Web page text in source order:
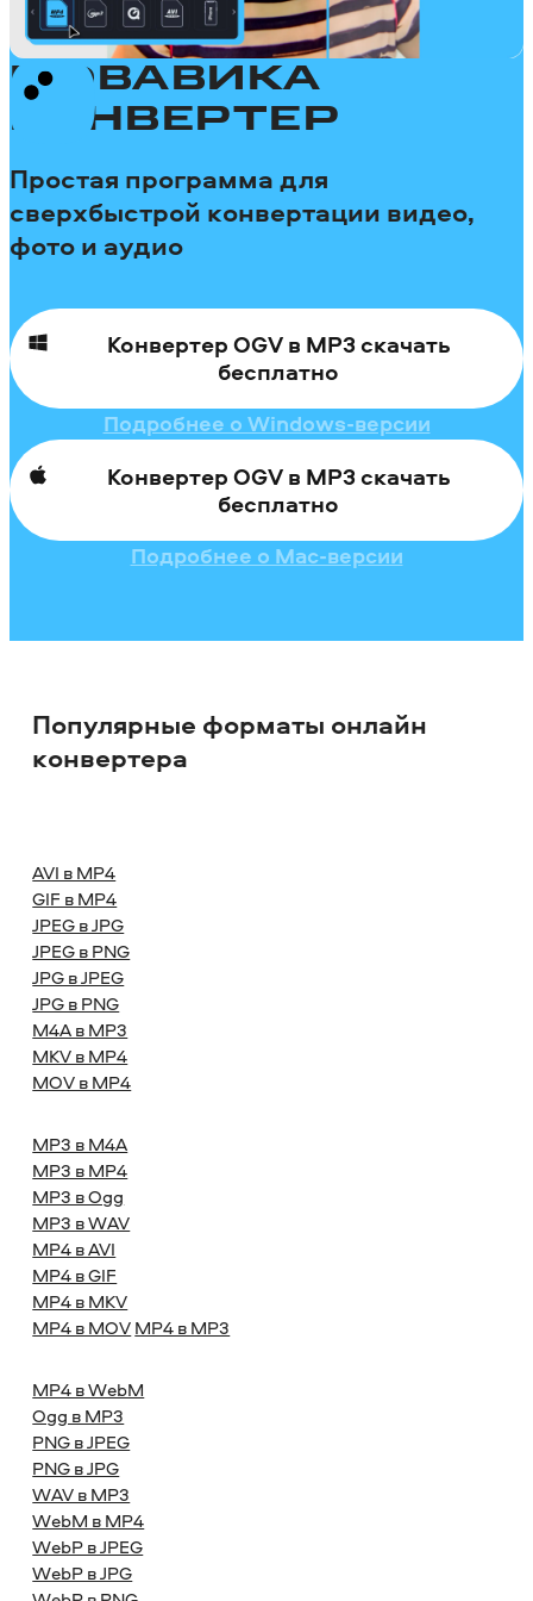
МОВАВИКА
КОНВЕРТЕР
Простая программа для
сверхбыстрой конвертации видео,
фото и аудио
Конвертер OGV в MP3 скачать
бесплатно
Подробнее о Windows-версии
Конвертер OGV в MP3 скачать
бесплатно
Подробнее о Mac-версии
Популярные форматы онлайн
конвертера
AVI в MP4
GIF в MP4
JPEG в JPG
JPEG в PNG
JPG в JPEG
JPG в PNG
M4A в MP3
MKV в MP4
MOV в MP4
MP3 в M4A
MP3 в MP4
MP3 в Ogg
MP3 в WAV
MP4 в AVI
MP4 в GIF
MP4 в MKV
MP4 в MOVMP4 в MP3
MP4 в WebM
Ogg в MP3
PNG в JPEG
PNG в JPG
WAV в MP3
WebM в MP4
WebP в JPEG
WebP в JPG